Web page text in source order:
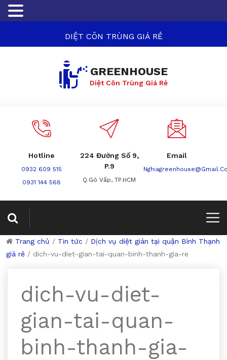
DIỆT CÔN TRÙNG GIÁ RẺ
GREENHOUSE
Diệt Côn Trùng Giá Rẻ
Hotline
0932 609 515
0931 144 568
224 Đường Số 9,
P.9
Q.Gò Vấp, TP.HCM
Email
Trang chủ / Tin tức / Dịch vụ diệt gián tại quận Bình Thạnh
giá rẻ / dich-vu-diet-gian-tai-quan-binh-thanh-gia-re
dich-vu-diet-
gian-tai-quan-
binh-thanh-gia-